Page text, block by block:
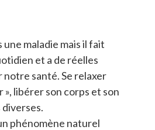
une maladie mais il fait
et a de réelles
notre santé. Se relaxer
», libérer son corps et son
phénomène naturel